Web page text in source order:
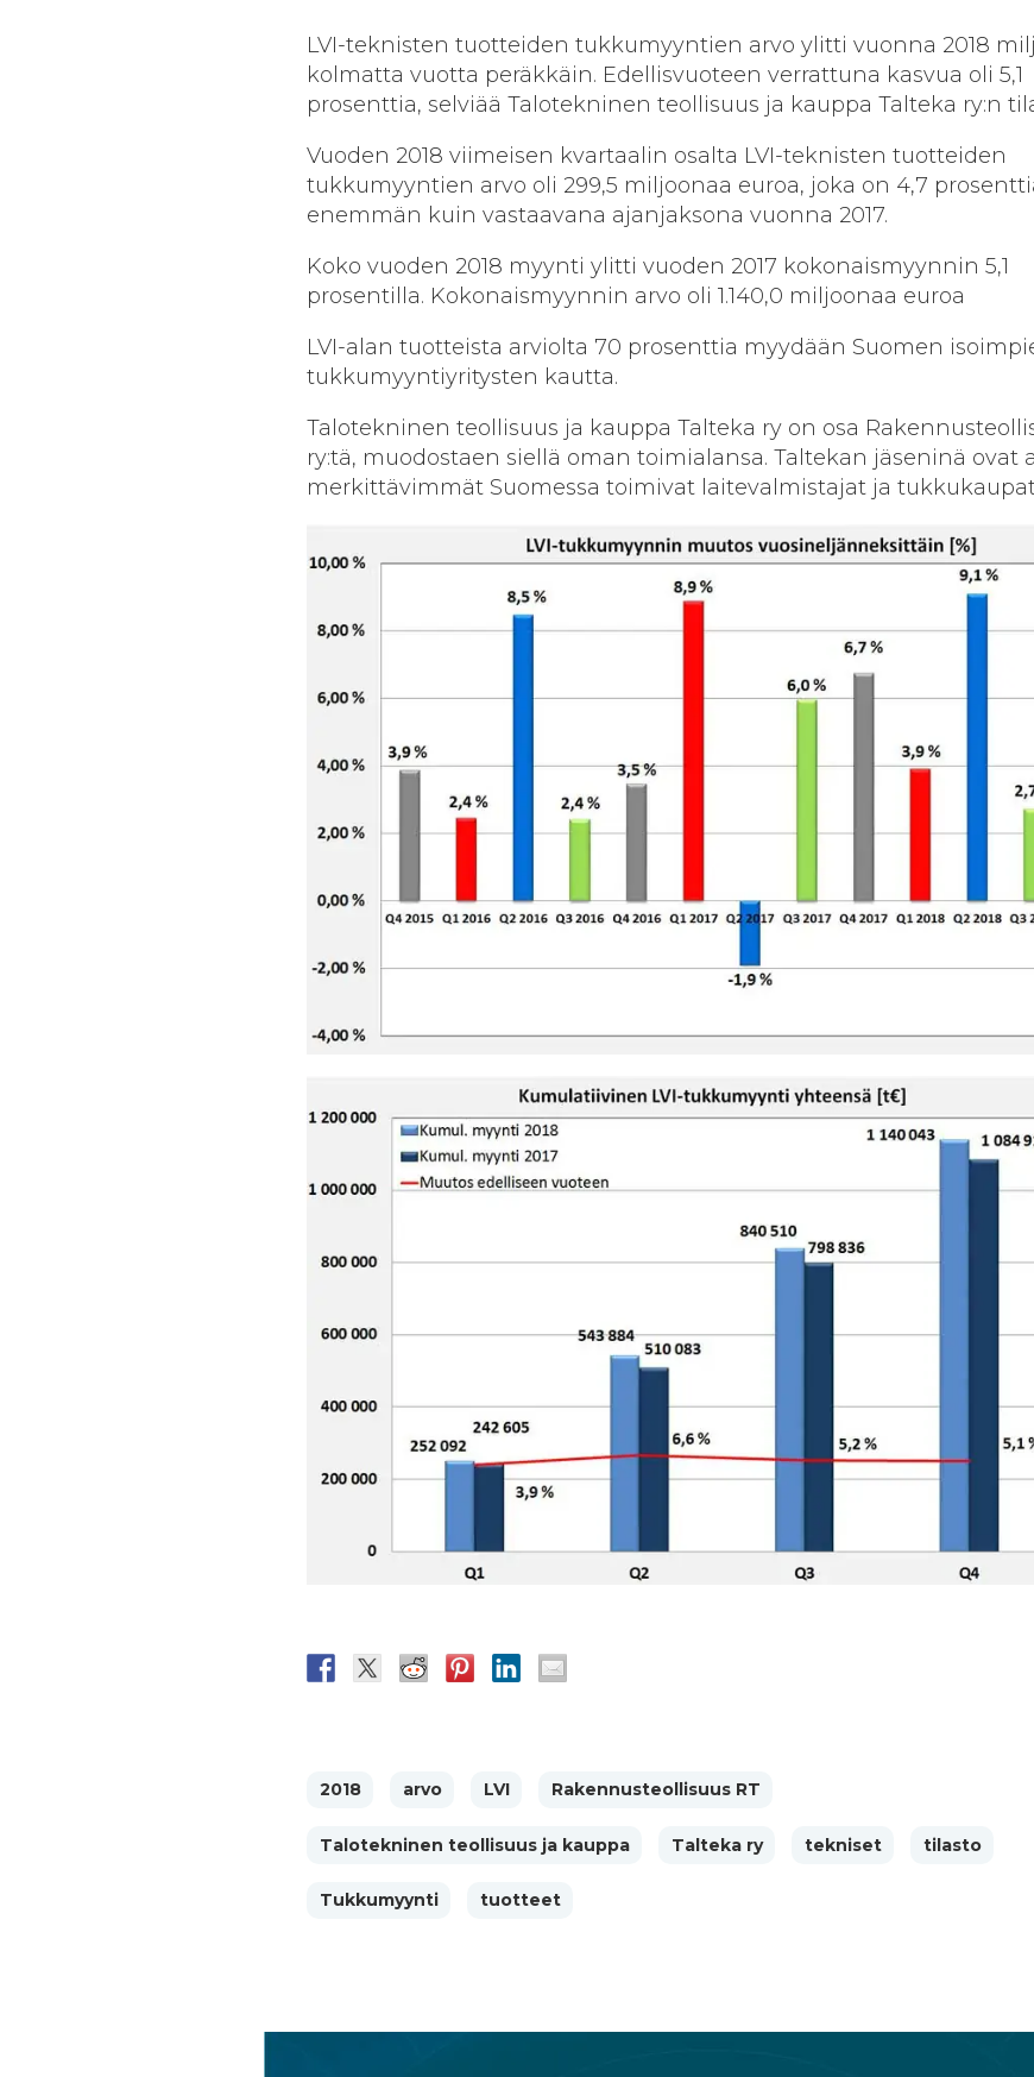
LVI-teknisten tuotteiden tukkumyyntien arvo ylitti vuonna 2018
kolmatta vuotta peräkkäin. Edellisvuoteen verrattuna kasvua oli 5,1
prosenttia, selviää Talotekninen teollisuus ja kauppa Talteka ry:n
Vuoden 2018 viimeisen kvartaalin osalta LVI-teknisten tuotteiden
tukkumyyntien arvo oli 299,5 miljoonaa euroa, joka on 4,7
enemmän kuin vastaavana ajanjaksona vuonna 2017.
Koko vuoden 2018 myynti ylitti vuoden 2017 kokonaismyynnin 5,1
prosentilla. Kokonaismyynnin arvo oli 1.140,0 miljoonaa euroa
LVI-alan tuotteista arviolta 70 prosenttia myydään Suomen
tukkumyyntiyritysten kautta.
Talotekninen teollisuus ja kauppa Talteka ry on osa
ry:tä, muodostaen siellä oman toimialansa. Taltekan jäseninä ovat
merkittävimmät Suomessa toimivat laitevalmistajat ja
2018 arvo LVI Rakennusteollisuus RT
Talotekninen teollisuus ja kauppa Talteka ry tekniset tilasto
Tukkumyynti tuotteet